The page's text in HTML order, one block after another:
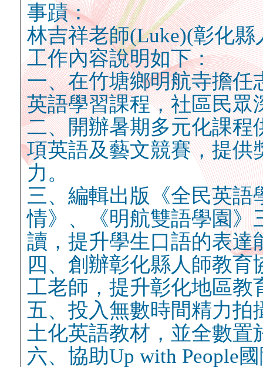
事蹟：
林吉祥老師(Luke)(彰化
工作內容說明如下：
一、在竹塘鄉明航寺擔任
英語學習課程，社區民眾
二、開辦暑期多元化課程
項英語及藝文競賽，提供
力。
三、編輯出版《全民英語
情》、《明航雙語學園》
讀，提升學生口語的表達
四、創辦彰化縣人師教
工老師，提升彰化地區教
五、投入無數時間精力拍
土化英語教材，並全數置
六、協助Up with People